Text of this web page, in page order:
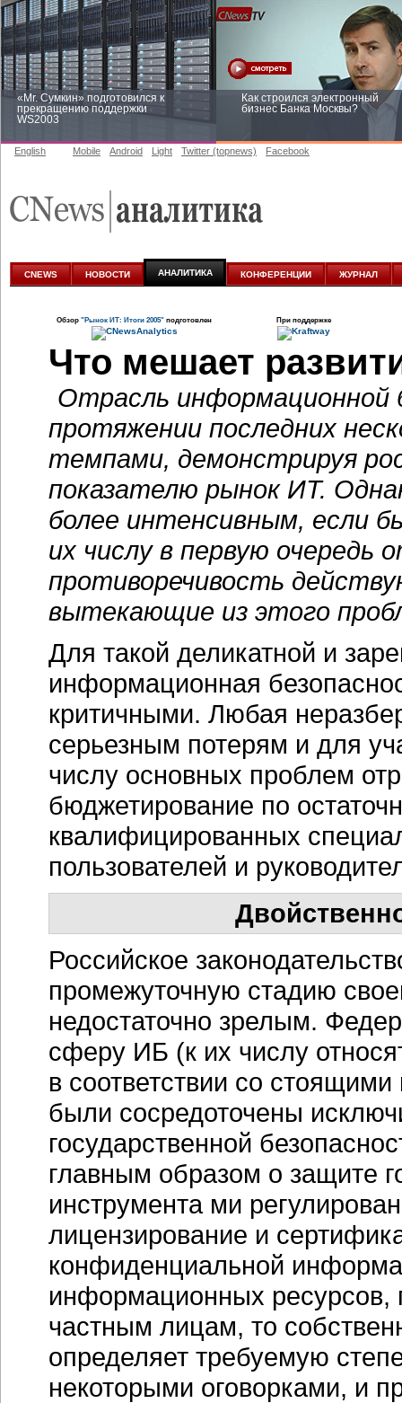
«Mr. Сумкин» подготовился к
прекращению поддержки
WS2003
Как строился электронный
бизнес Банка Москвы?
аналитике
English Mobile Android Light Twitter (topnews) Facebook
CNEWS НОВОСТИ АНАЛИТИКА КОНФЕРЕНЦИИ ЖУРНАЛ
Обзор "Рынок ИТ: Итоги 2005" подготовлен При поддержке
Что мешает
Отрасль информационной
протяжении последних
темпами, демонстрируя
показателю рынок ИТ.
более интенсивным, если
их числу в первую очередь
противоречивость
вытекающие из этого
Для такой деликатной и
информационная
критичными. Любая
серьезным потерям и для
числу основных проблем
бюджетирование по
квалифицированных
пользователей и
Российское
промежуточную стадию
недостаточно зрелым.
сферу ИБ (к их числу
в соответствии со
были сосредоточены
государственной
главным образом о защите
инструмента ми
лицензирование и
конфиденциальной
информационных ресурсов,
частным лицам, то
определяет требуемую
некоторыми оговорками, и